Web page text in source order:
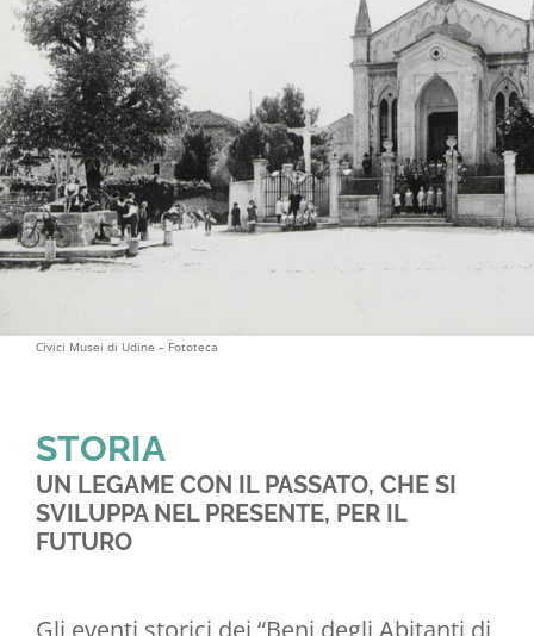
Civici Musei di Udine – Fototeca
STORIA
UN LEGAME CON IL PASSATO, CHE SI
SVILUPPA NEL PRESENTE, PER IL
FUTURO